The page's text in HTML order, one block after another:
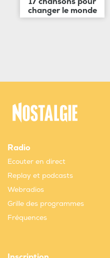
changer le monde
Radio
Ecouter en direct
Replay et podcasts
Webradios
Grille des programmes
Fréquences